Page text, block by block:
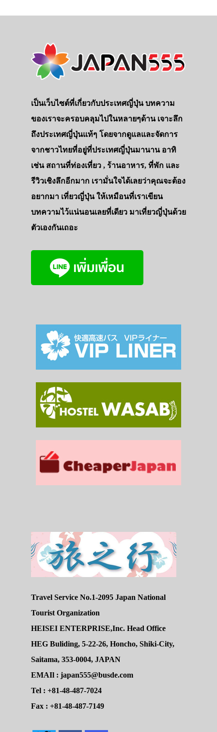
เป็นเว็บไซต์ที่เกี่ยวกับประเทศญี่ปุ่น บทความ
ของเราจะครอบคลุมไปในหลายๆด้าน เจาะลึก
ถึงประเทศญี่ปุ่นแท้ๆ โดยจากดูแลและจัดการ
จากชาวไทยที่อยู่ที่ประเทศญี่ปุ่นมานาน อาทิ
เช่น สถานที่ท่องเที่ยว , ร้านอาหาร, ที่พัก และ
รีวิวเชิงลึกอีกมาก เรามั่นใจได้เลยว่าคุณจะต้อง
อยากมา เที่ยวญี่ปุ่น ให้เหมือนที่เราเขียน
บทความไว้แน่นอนเลยที่เดียว มาเที่ยวญี่ปุ่นด้วย
ตัวเองกันเถอะ
Travel Service No.1-2095 Japan National
Tourist Organization
HEISEI ENTERPRISE,Inc. Head Office
HEG Buliding, 5-22-26, Honcho, Shiki-City,
Saitama, 353-0004, JAPAN
EMAIl : japan555@busde.com
Tel : +81-48-487-7024
Fax : +81-48-487-7149